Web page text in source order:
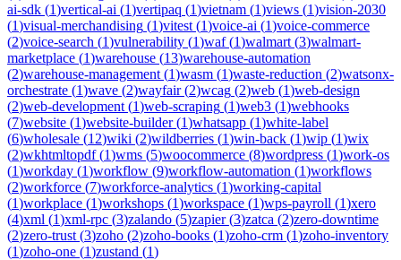
ai-sdk (1)vertical-ai (1)vertipaq (1)vietnam (1)views (1)vision-2030
(1)visual-merchandising (1)vitest (1)voice-ai (1)voice-commerce
(2)voice-search (1)vulnerability (1)waf(1)walmart (3)walmart-
marketplace (1)warehouse (13)warehouse-automation
(2)warehouse-management (1)wasm (1)waste-reduction (2)watsonx-
orchestrate (1)wave (2)wayfair(2)wcag (2)web (1)web-design
(2)web-development (1)web-scraping (1)web3 (1)webhooks
(7)website (1)website-builder(1)whatsapp (1)white-label
(6)wholesale (12)wiki (2)wildberries (1)win-back (1)wip (1)wix
(2)wkhtmltopdf(1)wms (5)woocommerce (8)wordpress (1)work-os
(1)workday (1)workflow (9)workflow-automation (1)workflows
(2)workforce (7)workforce-analytics (1)working-capital
(1)workplace (1)workshops (1)workspace (1)wps-payroll (1)xero
(4)xml (1)xml-rpc (3)zalando (5)zapier(3)zatca (2)zero-downtime
(2)zero-trust (3)zoho (2)zoho-books (1)zoho-crm (1)zoho-inventory
(1)zoho-one (1)zustand (1)